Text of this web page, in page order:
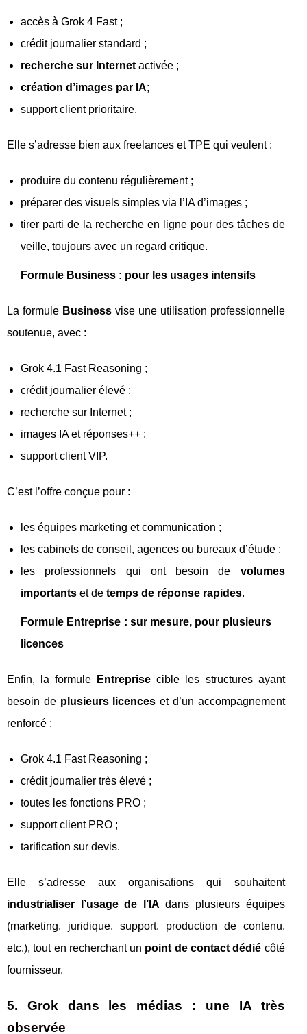
accès à Grok 4 Fast ;
crédit journalier standard ;
recherche sur Internet activée ;
création d’images par IA;
support client prioritaire.
Elle s’adresse bien aux freelances et TPE qui veulent :
produire du contenu régulièrement ;
préparer des visuels simples via l’IA d’images ;
tirer parti de la recherche en ligne pour des tâches de
veille, toujours avec un regard critique.
Formule Business : pour les usages intensifs
La formule Businessvise une utilisation professionnelle
soutenue, avec :
Grok 4.1 Fast Reasoning ;
crédit journalier élevé ;
recherche sur Internet ;
images IA et réponses++ ;
support client VIP.
C’est l’offre conçue pour :
les équipes marketing et communication ;
les cabinets de conseil, agences ou bureaux d’étude ;
les professionnels qui ont besoin de volumes
importants et de temps de réponse rapides.
Formule Entreprise : sur mesure, pour plusieurs
licences
Enfin, la formule Entreprise cible les structures ayant
besoin de plusieurs licences et d’un accompagnement
renforcé :
Grok 4.1 Fast Reasoning ;
crédit journalier très élevé ;
toutes les fonctions PRO ;
support client PRO ;
tarification sur devis.
Elle s’adresse aux organisations qui souhaitent
industrialiser l’usage de l’IA dans plusieurs équipes
(marketing, juridique, support, production de contenu,
etc.), tout en recherchant un point de contact dédié côté
fournisseur.
5. Grok dans les médias : une IA très
observée